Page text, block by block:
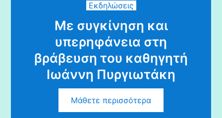
Εκδηλώσεις
Με συγκίνηση και
υπερηφάνεια στη
βράβευση του καθηγητή
Ιωάννη Πυργιωτάκη
Μάθετε περισσότερα